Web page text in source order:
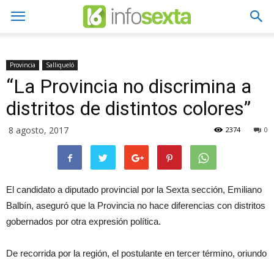
Provincia Salliqueló
“La Provincia no discrimina a
distritos de distintos colores”
8 agosto, 2017 0
2374
El candidato a diputado provincial por la Sexta sección, Emiliano
Balbín, aseguró que la Provincia no hace diferencias con distritos
gobernados por otra expresión política.
De recorrida por la región, el postulante en tercer término, oriundo